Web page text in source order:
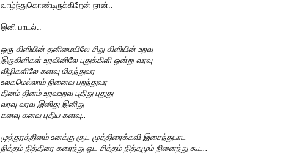
வாழ்ந்துகொண்டிருக்கிறேன் நான்..
இனி பாடல்..
ஒரு கிளியின் தனிமையிலே சிறு கிளியின் உறவு
இருகிளிகள் உறவினிலே புதுக்கிளி ஒன்று வரவு
விழிகளிலே கனவு மிதந்துவர
உலகமெல்லாம் நினைவு பறந்துவர
தினம் தினம் உறவுஉறவு புதிது புதுது
வரவு வரவு இனிது இனிது
கனவு கனவு புதிய கனவு..
முத்துரத்தினம் உனக்கு சூட முத்திரைக்கவி இசைந்துபாட
நித்தம் நித்திரை கரைந்து ஓட சித்தம் நித்தமும் நினைந்து கூட..